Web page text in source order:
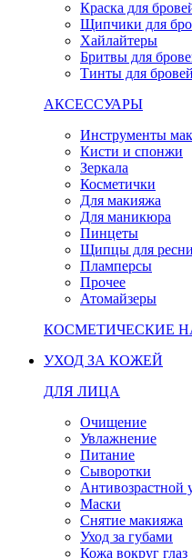
Краска для
Щипчики для
Хайлайтеры
Бритвы для
Тинты для бровей
АКСЕССУАРЫ
Инструменты
Кисти и спонжи
Зеркала
Косметички
Для макияжа
Для маникюра
Пинцеты
Щипцы для
Пламперсы
Прочее
Атомайзеры
КОСМЕТИЧЕСКИЕ
УХОД ЗА КОЖЕЙ
ДЛЯ ЛИЦА
Очищение
Увлажнение
Питание
Сыворотки
Антивозрастной
Маски
Снятие макияжа
Уход за губами
Кожа вокруг глаз